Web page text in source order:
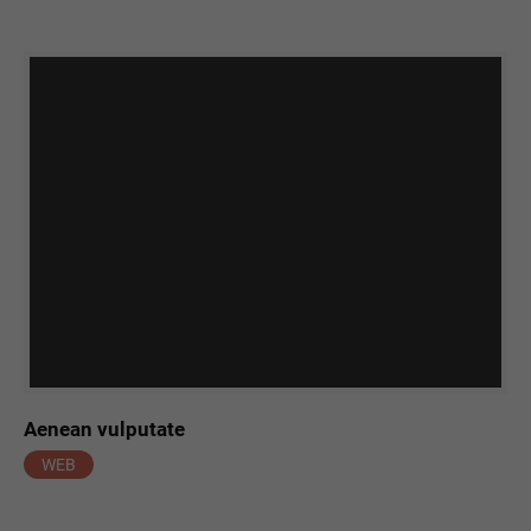
Aenean vulputate
WEB